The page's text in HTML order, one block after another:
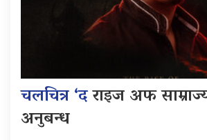
चलचित्र ‘दराइज अफ
अनुबन्ध